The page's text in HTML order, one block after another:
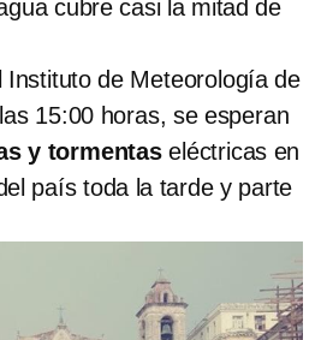
cubre casi la mitad de
Instituto de Meteorología de
15:00 horas, se esperan
y tormentaseléctricas en
país toda la tarde y parte